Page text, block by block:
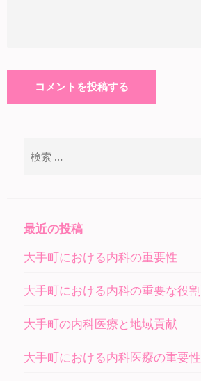
最近の投稿
大手町における内科の重要性
大手町における内科の重要な役割
大手町の内科医療と地域貢献
大手町における内科医療の重要性